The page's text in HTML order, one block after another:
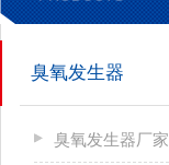
臭氧发生器
臭氧发生器厂家